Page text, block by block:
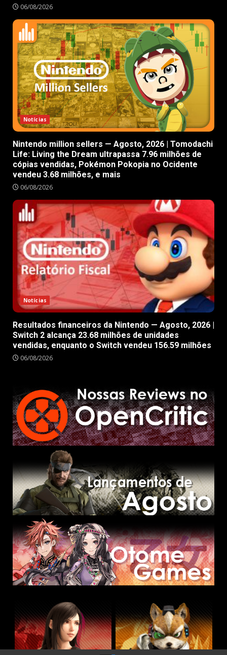
06/08/2026
Notícias
Nintendo million sellers — Agosto, 2026 | Tomodachi
Life: Living the Dream ultrapassa 7.96 milhões de
cópias vendidas, Pokémon Pokopia no Ocidente
vendeu 3.68 milhões, e mais
06/08/2026
Notícias
Resultados financeiros da Nintendo — Agosto, 2026 |
Switch 2 alcança 23.68 milhões de unidades
vendidas, enquanto o Switch vendeu 156.59 milhões
06/08/2026